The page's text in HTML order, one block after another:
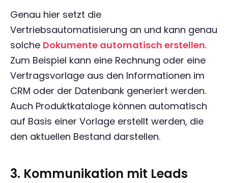
Genau hier setzt die
Vertriebsautomatisierung an und kann genau
solche Dokumente automatisch erstellen.
Zum Beispiel kann eine Rechnung oder eine
Vertragsvorlage aus den Informationen im
CRM oder der Datenbank generiert werden.
Auch Produktkataloge können automatisch
auf Basis einer Vorlage erstellt werden, die
den aktuellen Bestand darstellen.
3. Kommunikation mit Leads